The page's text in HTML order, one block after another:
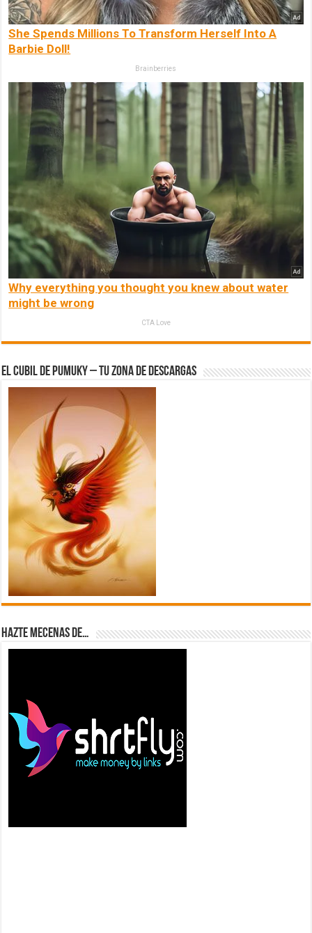
She Spends Millions To Transform Herself Into A
Barbie Doll!
Brainberries
Why everything you thought you knew about water
might be wrong
CTA Love
El Cubil de Pumuky – Tu zona de Descargas
Hazte Mecenas de…